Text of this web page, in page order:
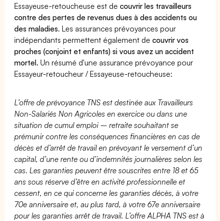
Essayeuse-retoucheuse est decouvrir les travailleurs
contre des pertes de revenus dues à des accidents ou
des maladies. Les assurances prévoyances pour
indépendants permettent également decouvrir vos
proches (conjoint et enfants) si vous avez un accident
mortel. Un résumé d'une assurance prévoyance pour
Essayeur-retoucheur / Essayeuse-retoucheuse:
L’offre de prévoyance TNS est destinée aux Travailleurs
Non-Salariés Non Agricoles en exercice ou dans une
situation de cumul emploi – retraite souhaitant se
prémunir contre les conséquences financières en cas de
décès et d’arrêt de travail en prévoyant le versement d’un
capital, d’une rente ou d’indemnités journalières selon les
cas. Les garanties peuvent être souscrites entre 18 et 65
ans sous réserve d’être en activité professionnelle et
cessent, en ce qui concerne les garanties décès, à votre
70e anniversaire et, au plus tard, à votre 67e anniversaire
pour les garanties arrêt de travail. L’offre ALPHA TNS est à